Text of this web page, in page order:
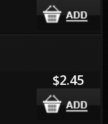
$2.45